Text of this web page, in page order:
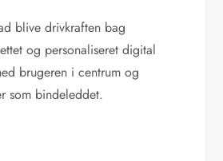
blive drivkraften bag
og personaliseret digital
brugeren i centrum og
som bindeleddet.